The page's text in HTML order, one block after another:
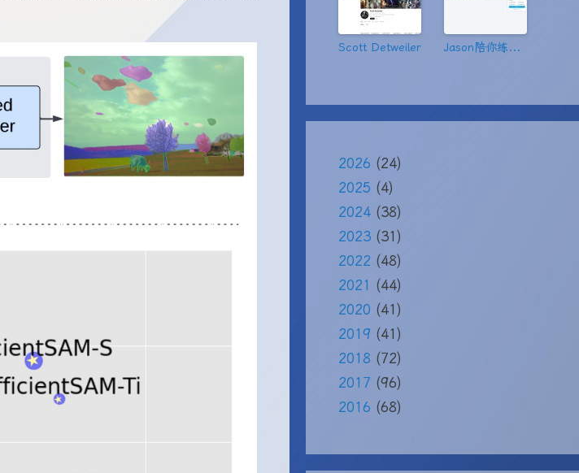
Scott Detweiler Jason陪你练绝技
2026 (24)
2025 (4)
2024 (38)
2023 (31)
2022 (48)
2021 (44)
2020 (41)
2019 (41)
2018 (72)
2017 (96)
2016 (68)